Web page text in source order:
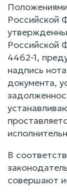
Российской
Российской
4462-1,
надпись
документа,
В
совершают